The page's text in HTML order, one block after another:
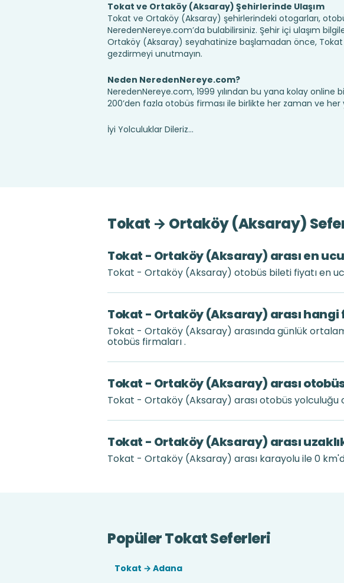
Tokat ve Ortaköy (Aksaray) Şehirlerinde Ulaşım
Tokat ve Ortaköy (Aksaray) şehirlerindeki otogarları,
NeredenNereye.com’da bulabilirsiniz. Şehir içi ulaşım
Ortaköy (Aksaray) seyahatinize başlamadan önce,
gezdirmeyi unutmayın.
Neden NeredenNereye.com?
NeredenNereye.com, 1999 yılından bu yana kolay
200’den fazla otobüs firması ile birlikte her zaman ve her
İyi Yolculuklar Dileriz...
Tokat → Ortaköy (Aksaray)
Tokat - Ortaköy (Aksaray) arası en
Tokat - Ortaköy (Aksaray) otobüs bileti fiyatı en
Tokat - Ortaköy (Aksaray) arası
Tokat - Ortaköy (Aksaray) arasında günlük
otobüs firmaları .
Tokat - Ortaköy (Aksaray) arası
Tokat - Ortaköy (Aksaray) arası otobüs
Tokat - Ortaköy (Aksaray) arası
Tokat - Ortaköy (Aksaray) arası karayolu ile 0
Popüler Tokat Seferleri
Tokat → Adana